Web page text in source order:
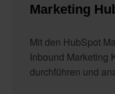
Marketing
Mit den HubSpot
Inbound Marketing
durchführen und